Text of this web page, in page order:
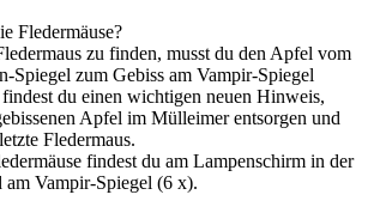
Fledermäuse?
zu finden, musst du den Apfel vom
Spiegel zum Gebiss am Vampir-Spiegel
du einen wichtigen neuen Hinweis,
Apfel im Mülleimer entsorgen und
Fledermaus.
findest du am Lampenschirm in der
Vampir-Spiegel (6 x).